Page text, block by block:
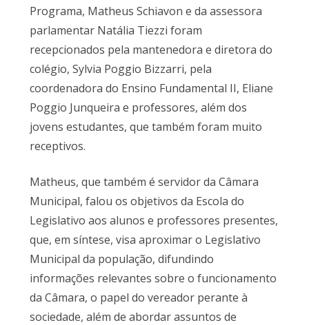
Programa, Matheus Schiavon e da assessora
parlamentar Natália Tiezzi foram
recepcionados pela mantenedora e diretora do
colégio, Sylvia Poggio Bizzarri, pela
coordenadora do Ensino Fundamental II, Eliane
Poggio Junqueira e professores, além dos
jovens estudantes, que também foram muito
receptivos.
Matheus, que também é servidor da Câmara
Municipal, falou os objetivos da Escola do
Legislativo aos alunos e professores presentes,
que, em síntese, visa aproximar o Legislativo
Municipal da população, difundindo
informações relevantes sobre o funcionamento
da Câmara, o papel do vereador perante à
sociedade, além de abordar assuntos de